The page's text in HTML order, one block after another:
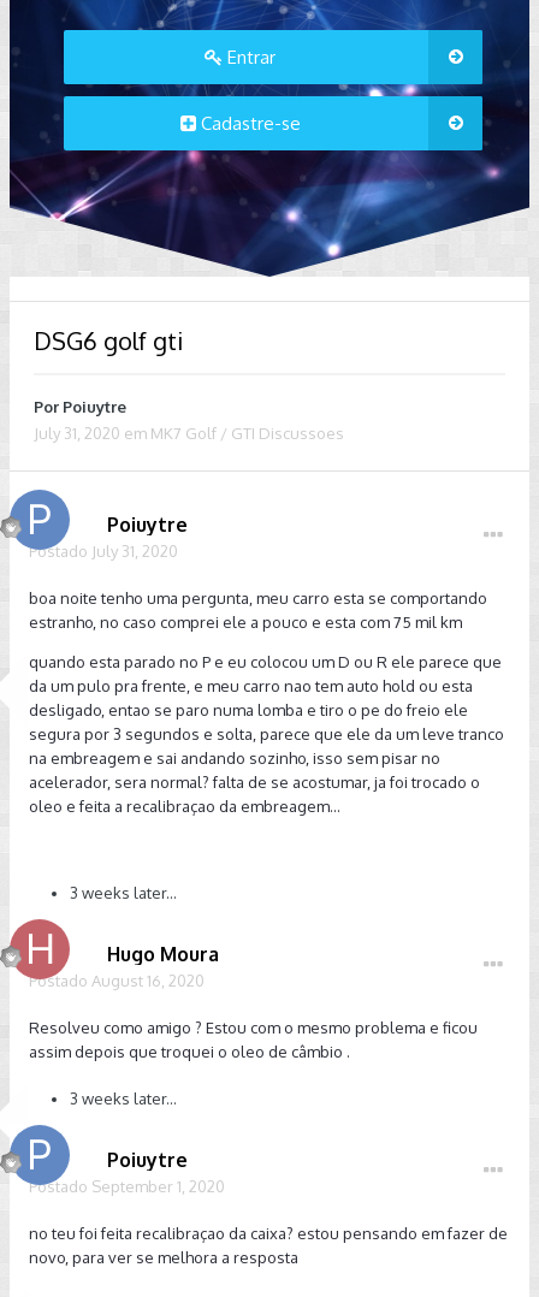
Entrar
Cadastre-se
DSG6 golf gti
Por Poiuytre
July 31, 2020 em MK7 Golf / GTI Discussoes
Poiuytre
Postado July 31, 2020
boa noite tenho uma pergunta, meu carro esta se comportando
estranho, no caso comprei ele a pouco e esta com 75 mil km
quando esta parado no P e eu colocou um D ou R ele parece que
da um pulo pra frente, e meu carro nao tem auto hold ou esta
desligado, entao se paro numa lomba e tiro o pe do freio ele
segura por 3 segundos e solta, parece que ele da um leve tranco
na embreagem e sai andando sozinho, isso sem pisar no
acelerador, sera normal? falta de se acostumar, ja foi trocado o
oleo e feita a recalibraçao da embreagem...
3 weeks later...
Hugo Moura
Postado August 16, 2020
Resolveu como amigo ? Estou com o mesmo problema e ficou
assim depois que troquei o oleo de câmbio .
3 weeks later...
Poiuytre
Postado September 1, 2020
no teu foi feita recalibraçao da caixa? estou pensando em fazer de
novo, para ver se melhora a resposta